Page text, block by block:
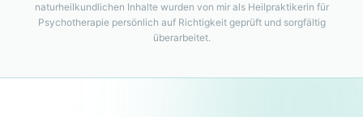
naturheilkundlichen Inhalte wurden von mir als Heilpraktikerin für
Psychotherapie persönlich auf Richtigkeit geprüft und sorgfältig
überarbeitet.